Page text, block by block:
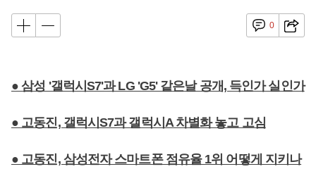
0
● 삼성 '갤럭시S7'과 LG 'G5' 같은날 공개, 득인가 실인가
● 고동진, 갤럭시S7과 갤럭시A 차별화 놓고 고심
● 고동진, 삼성전자 스마트폰 점유율 1위 어떻게 지키나